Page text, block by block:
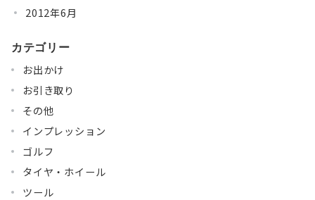
2012年6月
カテゴリー
お出かけ
お引き取り
その他
インプレッション
ゴルフ
タイヤ・ホイール
ツール